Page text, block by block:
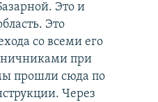
Это и
Это
со всеми его
при
прошли сюда по
Через